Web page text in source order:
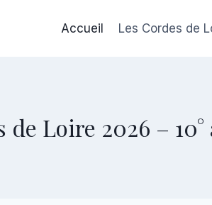
Accueil Les Cordes de
de Loire 2026 –